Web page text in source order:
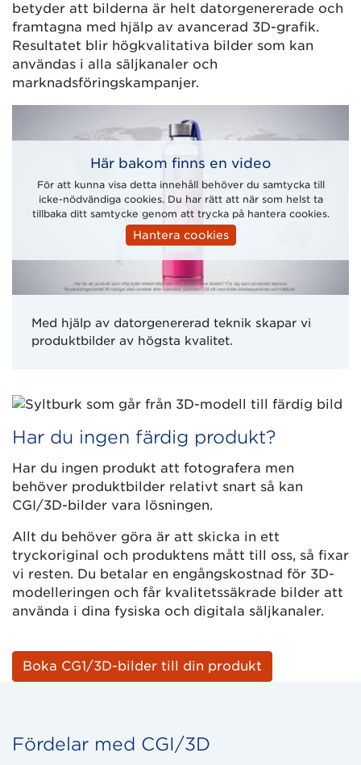
betyder att bilderna är helt datorgenererade och
framtagna med hjälp av avancerad 3D-grafik.
Resultatet blir högkvalitativa bilder som kan
användas i alla säljkanaler och
marknadsföringskampanjer.
Här bakom finns en video
För att kunna visa detta innehåll behöver du samtycka till
icke-nödvändiga cookies. Du har rätt att när som helst ta
tillbaka ditt samtycke genom att trycka på hantera cookies.
Hantera cookies
Med hjälp av datorgenererad teknik skapar vi
produktbilder av högsta kvalitet.
Har du ingen färdig produkt?
Har du ingen produkt att fotografera men
behöver produktbilder relativt snart så kan
CGI/3D-bilder vara lösningen.
Allt du behöver göra är att skicka in ett
tryckoriginal och produktens mått till oss, så fixar
vi resten. Du betalar en engångskostnad för 3D-
modelleringen och får kvalitetssäkrade bilder att
använda i dina fysiska och digitala säljkanaler.
Boka CG1/3D-bilder till din produkt
Fördelar med CGI/3D